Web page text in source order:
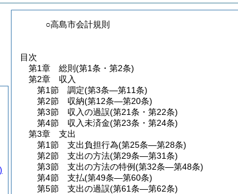
○高島市会計規則
目次
第1章
総則 (第1条・第2条)
第2章
収入
第1節
調定(第3条―第11条)
第2節
収納(第12条―第20条)
第3節
収入の過誤(第21条・第22条)
第4節
収入未済金(第23条・第24条)
第3章
支出
第1節
支出負担行為(第25条―第28条)
第2節
支出の方法(第29条―第31条)
第3節
支出の方法の特例(第32条―第48条)
第4節
支払(第49条―第60条)
第5節
支出の過誤(第61条―第62条)